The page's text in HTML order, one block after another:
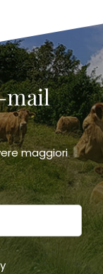
mail
maggiori